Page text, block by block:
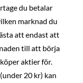
du betalar
marknad du
att endast att
till att börja
aktier för.
20 kr) kan